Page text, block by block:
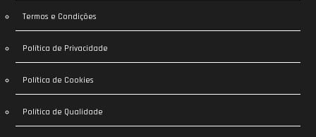
Termos e Condições
Política de Privacidade
Política de Cookies
Política de Qualidade